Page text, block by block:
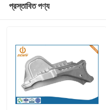
প্রস্তাবিত পণ্য